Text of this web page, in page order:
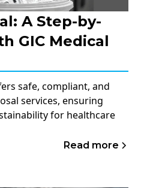
A Step-by-
GIC Medical
safe, compliant, and
services, ensuring
for healthcare
Read more